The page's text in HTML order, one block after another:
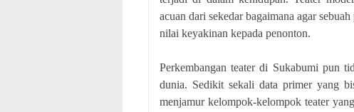
acuan dari sekedar bagaimana agar
nilai keyakinan kepada penonton.
Perkembangan teater di Sukabumi pun
dunia. Sedikit sekali data primer yang
menjamur kelompok-kelompok teater